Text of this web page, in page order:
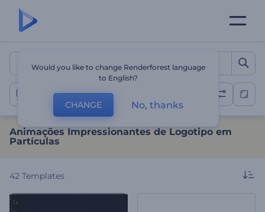
Animações
Apresentações de Logotipo em Partículas
Animações Impressionantes de Logotipo em
Partículas
42 Templates
Would you like to change Renderforest language
to English?
CHANGE No, thanks